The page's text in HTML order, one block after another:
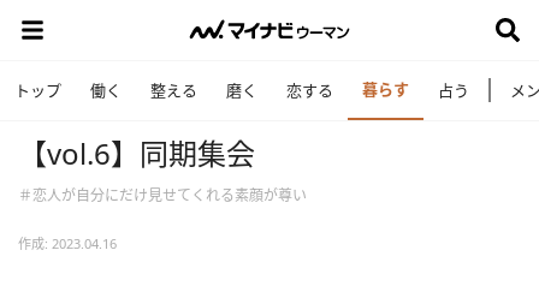
トップ 働く 整える 磨く 恋する 暮らす 占う メ
【vol.6】同期集会
＃恋人が自分にだけ見せてくれる素顔が尊い
作成: 2023.04.16